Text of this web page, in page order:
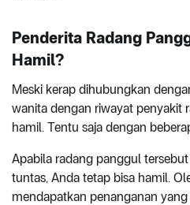
Penderita Radang
Hamil?
Meski kerap dihubungkan
wanita dengan riwayat penyakit
hamil. Tentu saja dengan
Apabila radang panggul
tuntas, Anda tetap bisa hamil.
mendapatkan penanganan